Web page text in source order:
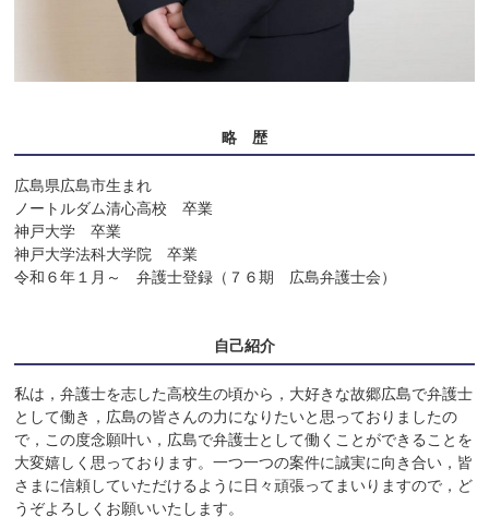
略 歴
広島県広島市生まれ
ノートルダム清心高校　卒業
神戸大学　卒業
神戸大学法科大学院　卒業
令和６年１月～　弁護士登録（７６期　広島弁護士会）
自己紹介
私は，弁護士を志した高校生の頃から，大好きな故郷広島で弁護士
として働き，広島の皆さんの力になりたいと思っておりましたの
で，この度念願叶い，広島で弁護士として働くことができることを
大変嬉しく思っております。一つ一つの案件に誠実に向き合い，皆
さまに信頼していただけるように日々頑張ってまいりますので，ど
うぞよろしくお願いいたします。